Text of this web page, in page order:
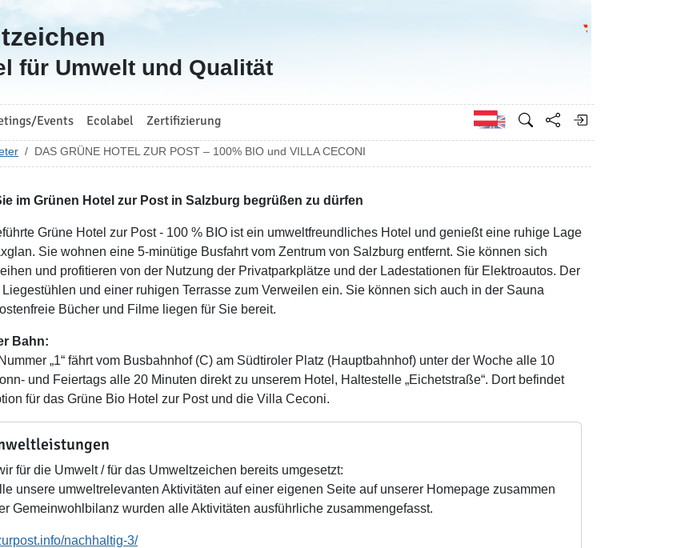
für Umwelt und Qualität
Events Ecolabel Zertifizierung Englisch
DAS GRÜNE HOTEL ZUR POST – 100% BIO und VILLA CECONI
im Grünen Hotel zur Post in Salzburg begrüßen zu dürfen
Grüne Hotel zur Post - 100 % BIO ist ein umweltfreundliches Hotel und genießt eine ruhige Lage
Sie wohnen eine 5-minütige Busfahrt vom Zentrum von Salzburg entfernt. Sie können sich
und profitieren von der Nutzung der Privatparkplätze und der Ladestationen für Elektroautos. Der
und einer ruhigen Terrasse zum Verweilen ein. Sie können sich auch in der Sauna
Bücher und Filme liegen für Sie bereit.
Bahn:
„1“ fährt vom Busbahnhof (C) am Südtiroler Platz (Hauptbahnhof) unter der Woche alle 10
und Feiertags alle 20 Minuten direkt zu unserem Hotel, Haltestelle „Eichetstraße“. Dort befindet
für das Grüne Bio Hotel zur Post und die Villa Ceconi.
für die Umwelt / für das Umweltzeichen bereits umgesetzt:
unsere umweltrelevanten Aktivitäten auf einer eigenen Seite auf unserer Homepage zusammen
Gemeinwohlbilanz wurden alle Aktivitäten ausführliche zusammengefasst.
nachhaltig-3/